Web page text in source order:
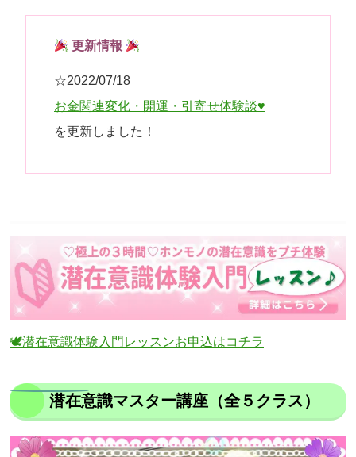
更新情報
☆2022/07/18
お金関連変化・開運・引寄せ体験談♥
を更新しました！
🕊潜在意識体験入門レッスンお申込はコチラ
潜在意識マスター講座（全５クラス）